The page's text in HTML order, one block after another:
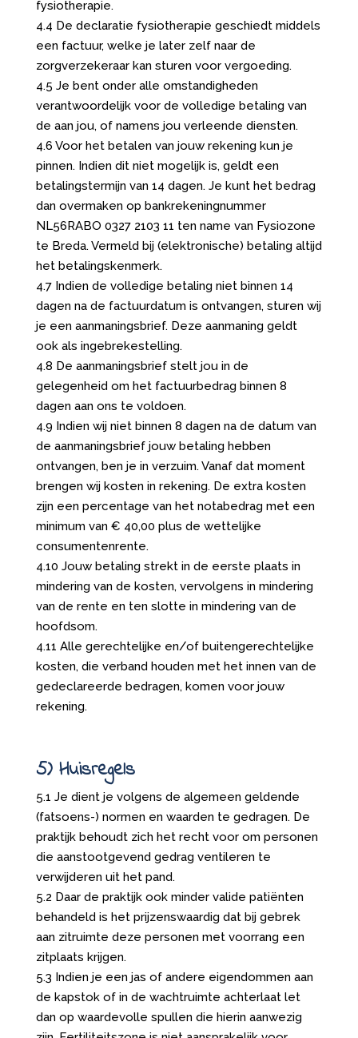
fysiotherapie.
4.4 De declaratie fysiotherapie geschiedt middels
een factuur, welke je later zelf naar de
zorgverzekeraar kan sturen voor vergoeding.
4.5 Je bent onder alle omstandigheden
verantwoordelijk voor de volledige betaling van
de aan jou, of namens jou verleende diensten.
4.6 Voor het betalen van jouw rekening kun je
pinnen. Indien dit niet mogelijk is, geldt een
betalingstermijn van 14 dagen. Je kunt het bedrag
dan overmaken op bankrekeningnummer
NL56RABO 0327 2103 11 ten name van Fysiozone
te Breda. Vermeld bij (elektronische) betaling altijd
het betalingskenmerk.
4.7 Indien de volledige betaling niet binnen 14
dagen na de factuurdatum is ontvangen, sturen wij
je een aanmaningsbrief. Deze aanmaning geldt
ook als ingebrekestelling.
4.8 De aanmaningsbrief stelt jou in de
gelegenheid om het factuurbedrag binnen 8
dagen aan ons te voldoen.
4.9 Indien wij niet binnen 8 dagen na de datum van
de aanmaningsbrief jouw betaling hebben
ontvangen, ben je in verzuim. Vanaf dat moment
brengen wij kosten in rekening. De extra kosten
zijn een percentage van het notabedrag met een
minimum van € 40,00 plus de wettelijke
consumentenrente.
4.10 Jouw betaling strekt in de eerste plaats in
mindering van de kosten, vervolgens in mindering
van de rente en ten slotte in mindering van de
hoofdsom.
4.11 Alle gerechtelijke en/of buitengerechtelijke
kosten, die verband houden met het innen van de
gedeclareerde bedragen, komen voor jouw
rekening.
5) Huisregels
5.1 Je dient je volgens de algemeen geldende
(fatsoens-) normen en waarden te gedragen. De
praktijk behoudt zich het recht voor om personen
die aanstootgevend gedrag ventileren te
verwijderen uit het pand.
5.2 Daar de praktijk ook minder valide patiënten
behandeld is het prijzenswaardig dat bij gebrek
aan zitruimte deze personen met voorrang een
zitplaats krijgen.
5.3 Indien je een jas of andere eigendommen aan
de kapstok of in de wachtruimte achterlaat let
dan op waardevolle spullen die hierin aanwezig